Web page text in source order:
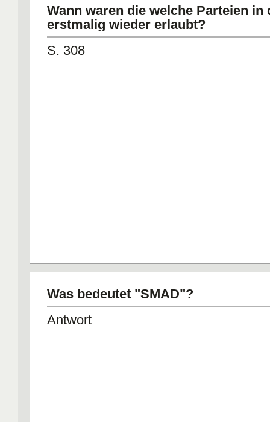
Wann waren die welche Parteien in
erstmalig wieder erlaubt?
S. 308
Was bedeutet "SMAD"?
Antwort